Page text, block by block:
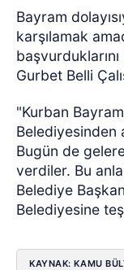
Bayram
karşılamak
Gurbet Belli
"Kurban
Belediyesinden
Bugün de
verdiler. Bu
Belediye
Belediyesine
KAYNAK: KAMU